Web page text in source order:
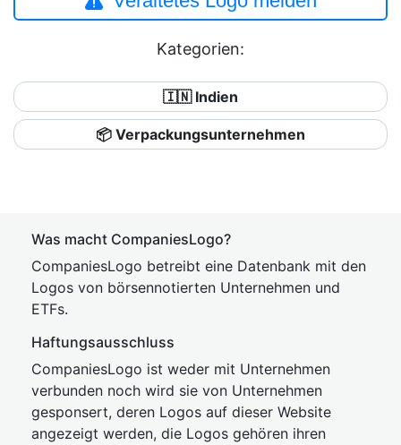
Kategorien:
🇮🇳 Indien
📦 Verpackungsunternehmen
Was macht CompaniesLogo?
CompaniesLogo betreibt eine Datenbank mit den
Logos von börsennotierten Unternehmen und
ETFs.
Haftungsausschluss
CompaniesLogo ist weder mit Unternehmen
verbunden noch wird sie von Unternehmen
gesponsert, deren Logos auf dieser Website
angezeigt werden, die Logos gehören ihren